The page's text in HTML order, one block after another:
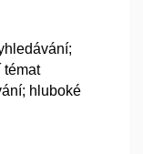
témat
hluboké